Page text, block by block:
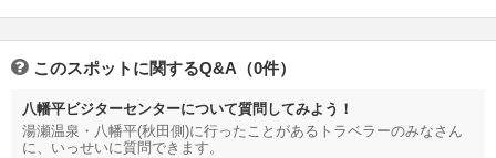
このスポットに関するQ&A（0件）
八幡平ビジターセンターについて質問してみよう！
湯瀬温泉・八幡平(秋田側)に行ったことがあるトラベラーのみなさん
に、いっせいに質問できます。